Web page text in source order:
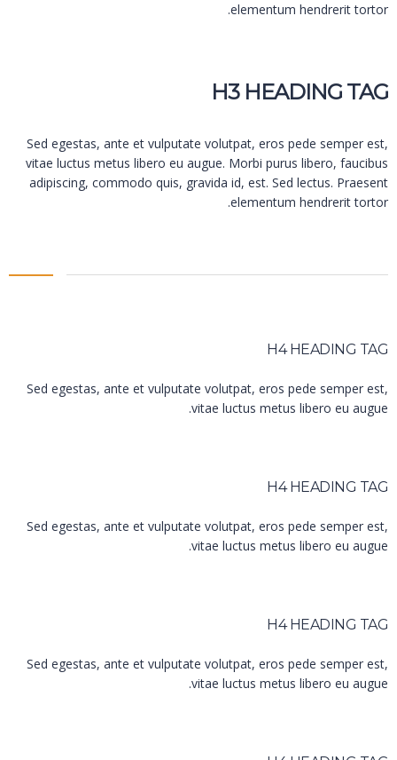
elementum hendrerit tortor.
H3 HEADING TAG
Sed egestas, ante et vulputate volutpat, eros pede semper est,
vitae luctus metus libero eu augue. Morbi purus libero, faucibus
adipiscing, commodo quis, gravida id, est. Sed lectus. Praesent
elementum hendrerit tortor.
H4 HEADING TAG
Sed egestas, ante et vulputate volutpat, eros pede semper est,
vitae luctus metus libero eu augue.
H4 HEADING TAG
Sed egestas, ante et vulputate volutpat, eros pede semper est,
vitae luctus metus libero eu augue.
H4 HEADING TAG
Sed egestas, ante et vulputate volutpat, eros pede semper est,
vitae luctus metus libero eu augue.